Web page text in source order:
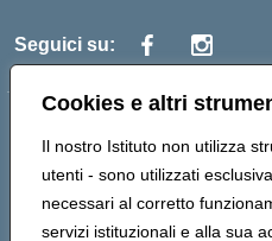
Cookies e altri
Il nostro Istituto non utilizza
utenti - sono utilizzati
necessari al corretto
servizi istituzionali e alla sua
Seguici su:
Centralino:+39091585089
Posta elettronica certificata